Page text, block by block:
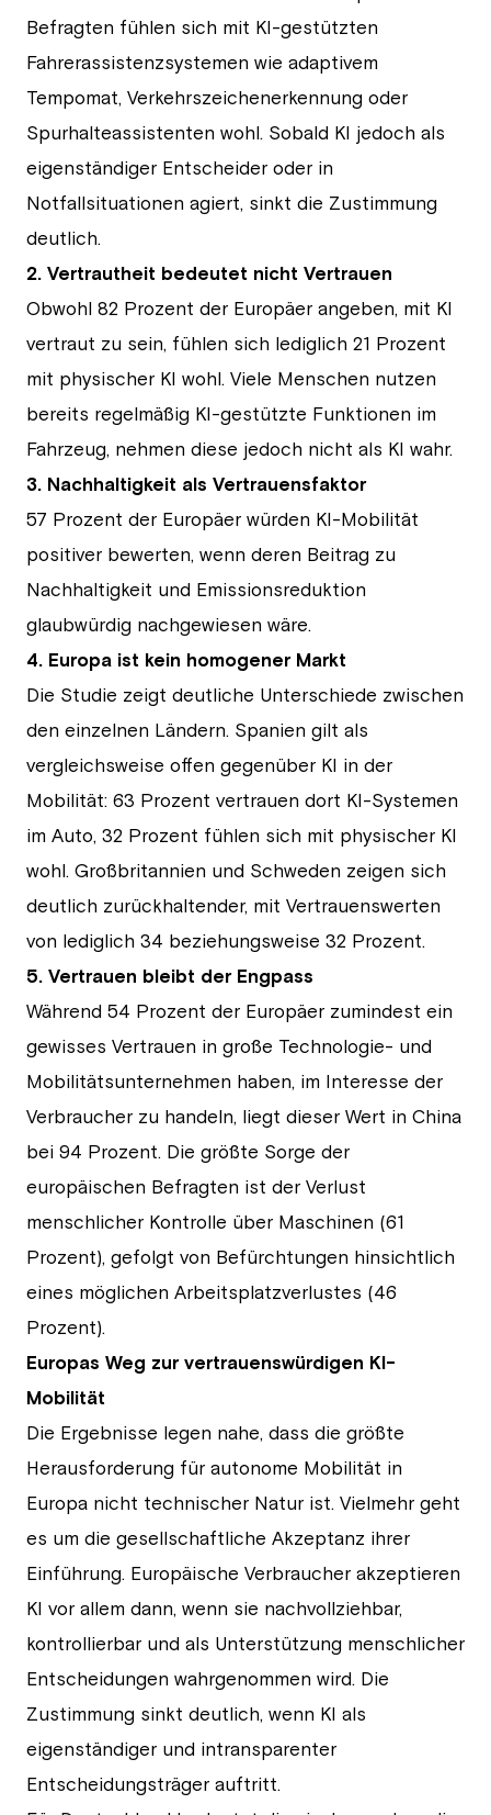
Befragten fühlen sich mit KI-gestützten
Fahrerassistenzsystemen wie adaptivem
Tempomat, Verkehrszeichenerkennung oder
Spurhalteassistenten wohl. Sobald KI jedoch als
eigenständiger Entscheider oder in
Notfallsituationen agiert, sinkt die Zustimmung
deutlich.
2. Vertrautheit bedeutet nicht Vertrauen
Obwohl 82 Prozent der Europäer angeben, mit KI
vertraut zu sein, fühlen sich lediglich 21 Prozent
mit physischer KI wohl. Viele Menschen nutzen
bereits regelmäßig KI-gestützte Funktionen im
Fahrzeug, nehmen diese jedoch nicht als KI wahr.
3. Nachhaltigkeit als Vertrauensfaktor
57 Prozent der Europäer würden KI-Mobilität
positiver bewerten, wenn deren Beitrag zu
Nachhaltigkeit und Emissionsreduktion
glaubwürdig nachgewiesen wäre.
4. Europa ist kein homogener Markt
Die Studie zeigt deutliche Unterschiede zwischen
den einzelnen Ländern. Spanien gilt als
vergleichsweise offen gegenüber KI in der
Mobilität: 63 Prozent vertrauen dort KI-Systemen
im Auto, 32 Prozent fühlen sich mit physischer KI
wohl. Großbritannien und Schweden zeigen sich
deutlich zurückhaltender, mit Vertrauenswerten
von lediglich 34 beziehungsweise 32 Prozent.
5. Vertrauen bleibt der Engpass
Während 54 Prozent der Europäer zumindest ein
gewisses Vertrauen in große Technologie- und
Mobilitätsunternehmen haben, im Interesse der
Verbraucher zu handeln, liegt dieser Wert in China
bei 94 Prozent. Die größte Sorge der
europäischen Befragten ist der Verlust
menschlicher Kontrolle über Maschinen (61
Prozent), gefolgt von Befürchtungen hinsichtlich
eines möglichen Arbeitsplatzverlustes (46
Prozent).
Europas Weg zur vertrauenswürdigen KI-
Mobilität
Die Ergebnisse legen nahe, dass die größte
Herausforderung für autonome Mobilität in
Europa nicht technischer Natur ist. Vielmehr geht
es um die gesellschaftliche Akzeptanz ihrer
Einführung. Europäische Verbraucher akzeptieren
KI vor allem dann, wenn sie nachvollziehbar,
kontrollierbar und als Unterstützung menschlicher
Entscheidungen wahrgenommen wird. Die
Zustimmung sinkt deutlich, wenn KI als
eigenständiger und intransparenter
Entscheidungsträger auftritt.